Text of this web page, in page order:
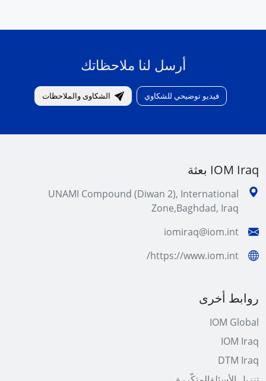
أرسل لنا ملاحظاتك
فيديو توضيحي للشكاوي الشكاوى والملاحظات
IOM Iraq بعثة
UNAMI Compound (Diwan 2), International
Zone,Baghdad, Iraq
iomiraq@iom.int
https://www.iom.int/
روابط أخرى
IOM Global
IOM Iraq
DTM Iraq